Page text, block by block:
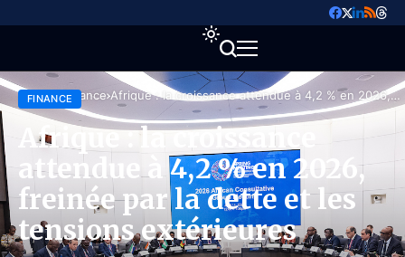
Accueil Finance Afrique : la croissance attendue à 4,2 % en 2026,
freinée par la dette et les tensions extérieures
FINANCE
Afrique : la croissance
attendue à 4,2 % en 2026,
freinée par la dette et les
tensions extérieures